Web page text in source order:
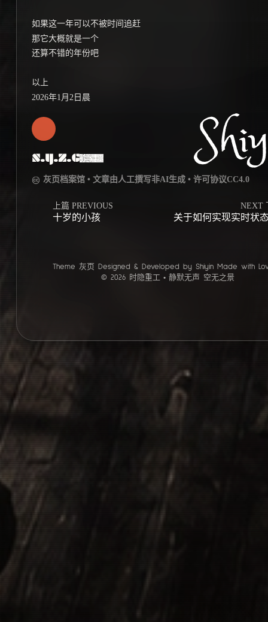
如果这一年可以不被时间追赶
那它大概就是一个
还算不错的年份吧
以上
2026年1月2日晨
S.Y.Z.G
灰页档案馆 • 文章由人工撰写非AI生成 • 许可协议CC4.0
上篇 PREVIOUS
十岁的小孩
NEXT
关于如何实现实时状
Theme 灰页 Designed & Developed by Shiyin Made with
© 2026 时隐重工
静默无声 空无之景